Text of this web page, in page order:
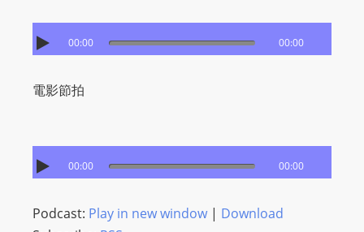
00:00 00:00
電影節拍
00:00 00:00
Podcast: Play in new window| Download